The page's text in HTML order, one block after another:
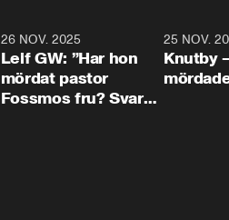
26 NOV. 2025
Leif GW: ”Har hon
mördat pastor
Fossmos fru? Svar
25 NOV.
Knutby